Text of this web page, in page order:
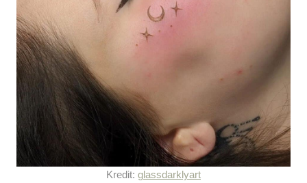
Kredit: glassdarklyart